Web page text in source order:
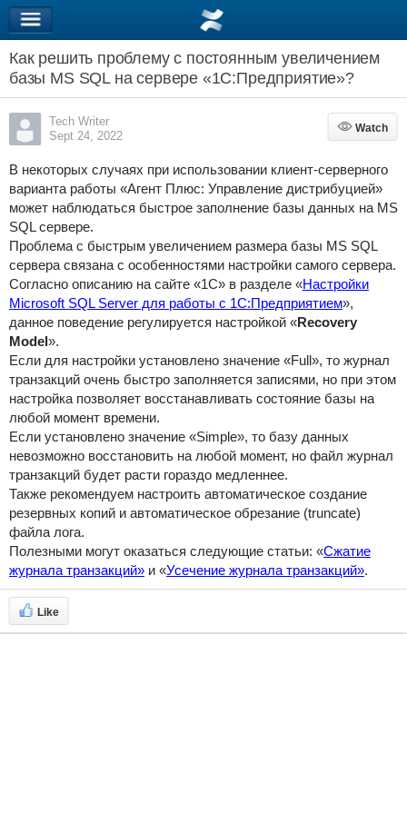
Как решить проблему с постоянным увеличением
базы MS SQL на сервере «1С:Предприятие»?
Tech Writer
Sept 24, 2022
Watch
Watch
В некоторых случаях при использовании клиент-серверного
варианта работы «Агент Плюс: Управление дистрибуцией»
может наблюдаться быстрое заполнение базы данных на MS
SQL сервере.
Проблема с быстрым увеличением размера базы MS SQL
сервера связана с особенностями настройки самого сервера.
Согласно описанию на сайте «1С» в разделе «Настройки
Microsoft SQL Server для работы с 1С:Предприятием»,
данное поведение регулируется настройкой «Recovery
Model».
Если для настройки установлено значение «Full», то журнал
транзакций очень быстро заполняется записями, но при этом
настройка позволяет восстанавливать состояние базы на
любой момент времени.
Если установлено значение «Simple», то базу данных
невозможно восстановить на любой момент, но файл журнал
транзакций будет расти гораздо медленнее.
Также рекомендуем настроить автоматическое создание
резервных копий и автоматическое обрезание (truncate)
файла лога.
Полезными могут оказаться следующие статьи: «Сжатие
журнала транзакций»и «Усечение журнала транзакций».
Like